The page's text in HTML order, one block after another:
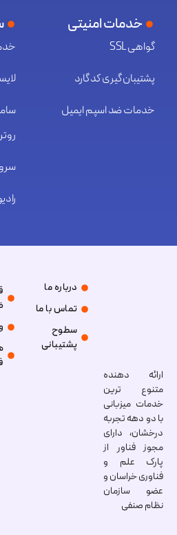
خدمات امنیتی
گواهی SSL
پشتیبان گیری کد گارد
خدمات ضد اسپم ایمیل
ارائه دهنده
متنوع ترین
خدمات میزبانی
با دو دهه تجربه
درخشان، دارای
مجوز فناور از
پارک علم و
فناوری خراسان و
عضو سازمان
نظام صنفی
درباره ما
تماس با ما
سطوح
پشتیبانی